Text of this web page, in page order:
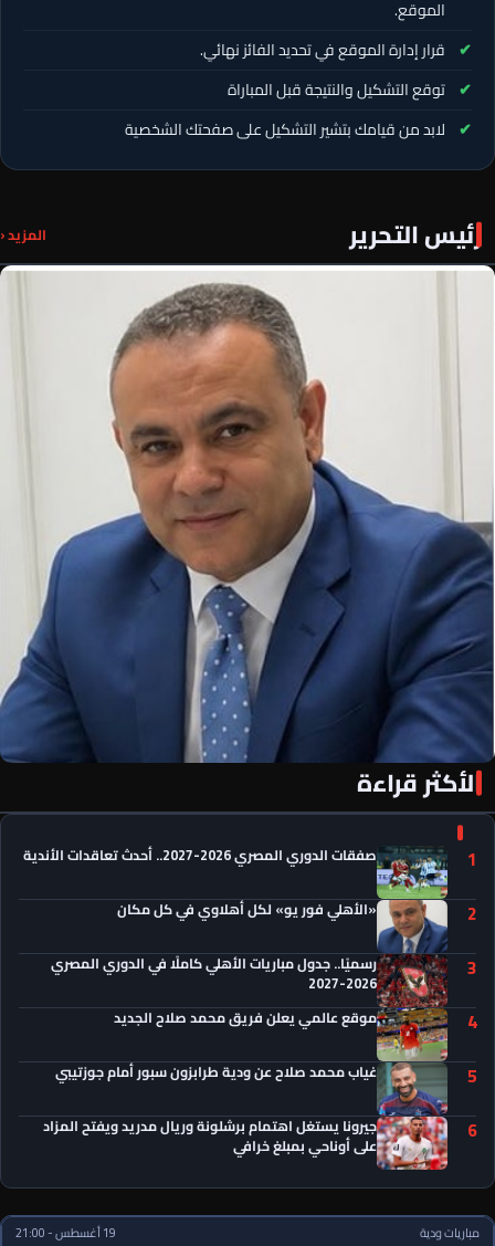
الموقع.
قرار إدارة الموقع في تحديد الفائز نهائي.
توقع التشكيل والنتيجة قبل المباراة
لابد من قيامك بتشير التشكيل على صفحتك الشخصية
رئيس التحرير المزيد ‹
«الأهلي فور يو» لكل أهلاوي في كل مكان
الأكثر قراءة
1 صفقات الدوري المصري 2026-2027.. أحدث تعاقدات الأندية
2 «الأهلي فور يو» لكل أهلاوي في كل مكان
3 رسميًا.. جدول مباريات الأهلي كاملًا في الدوري المصري
2026-2027
4 موقع عالمي يعلن فريق محمد صلاح الجديد
5 غياب محمد صلاح عن ودية طرابزون سبور أمام جوزتيبي
6 جيرونا يستغل اهتمام برشلونة وريال مدريد ويفتح المزاد
على أوناحي بمبلغ خرافي
مباريات ودية 19 أغسطس - 21:00